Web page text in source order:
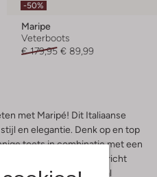
-50%
Maripe
Veterboots
€ 179,95 € 89,99
met Maripé! Dit Italiaanse
en elegantie. Denk op en top
toets in combinatie met een
op wolkjes. Opgericht
dit accessoire walhalla al